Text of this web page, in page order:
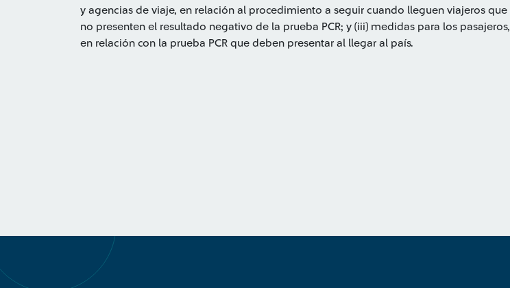
y agencias de viaje, en relación al procedimiento a seguir cuando lleguen viajeros que
no presenten el resultado negativo de la prueba PCR; y (iii) medidas para los pasajeros,
en relación con la prueba PCR que deben presentar al llegar al país.